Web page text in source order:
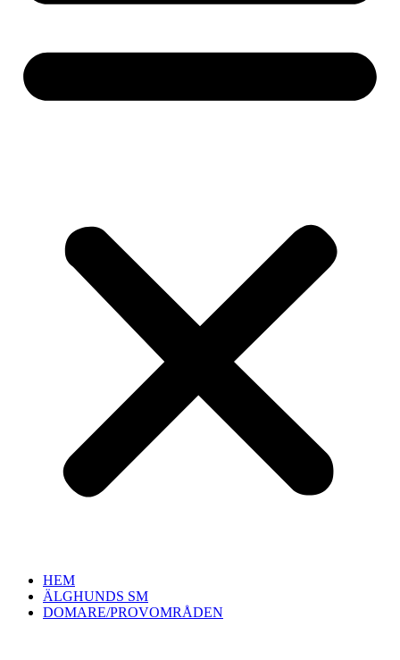
HEM
ÄLGHUNDS SM
DOMARE/PROVOMRÅDEN